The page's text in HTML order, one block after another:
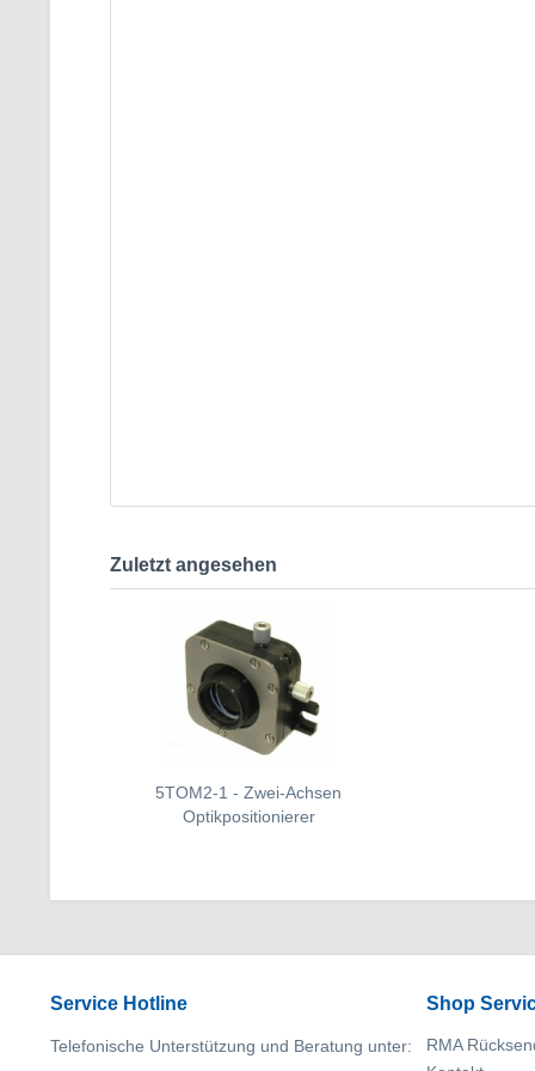
Zuletzt angesehen
5TOM2-1 - Zwei-Achsen
Optikpositionierer
Service Hotline
Telefonische Unterstützung und Beratung unter:
Shop
RMA